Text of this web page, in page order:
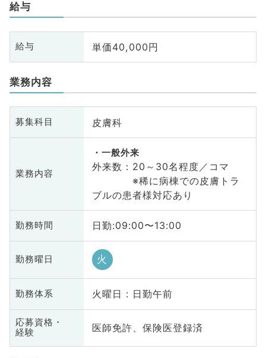
給与
給与 単価40,000円
業務内容
募集科目 皮膚科
業務内容
一般外来
外来数：20～30名程度／コマ
※稀に病棟での皮膚トラ
ブルの患者様対応あり
勤務時間 日勤:09:00〜13:00
勤務曜日 火
勤務体系 火曜日 : 日勤午前
応募資格・
経験
医師免許、保険医登録済